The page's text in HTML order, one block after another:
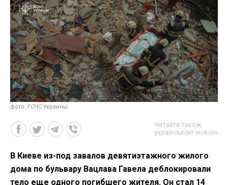
фото: ГСЧС Украины
Читайте також
українською мовою
В Киеве из-под завалов девятиэтажного жилого
дома по бульвару Вацлава Гавела деблокировали
тело еще одного погибшего жителя. Он стал 14